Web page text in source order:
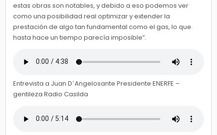
estas obras son notables, y debido a eso podemos ver
como una posibilidad real optimizar y extender la
prestación de algo tan fundamental como el gas, lo que
hasta hace un tiempo parecía imposible”.
Entrevista a Juan D´Angelosante Presidente ENERFE –
gentileza Radio Casilda